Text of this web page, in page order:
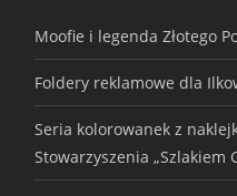
Moofie i legenda Złotego
Foldery reklamowe dla
Seria kolorowanek z
Stowarzyszenia „Szlakiem